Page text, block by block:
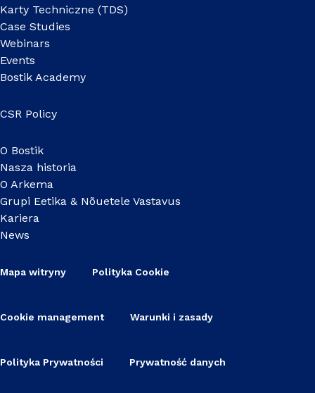
Karty Techniczne (TDS)
Case Studies
Webinars
Events
Bostik Academy
CSR Policy
O Bostik
Nasza historia
O Arkema
Grupi Eetika & Nõuetele Vastavus
Kariera
News
Mapa witryny Polityka Cookie
Cookie management Warunki i zasady
Polityka Prywatności Prywatność danych